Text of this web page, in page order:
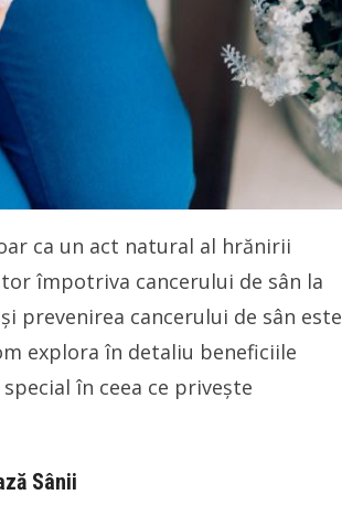
ca un act natural al hrănirii
împotriva cancerului de sân la
prevenirea cancerului de sân este
explora în detaliu beneficiile
în ceea ce privește
Sânii